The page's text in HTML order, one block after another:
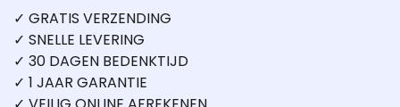
✓ GRATIS VERZENDING
✓ SNELLE LEVERING
✓ 30 DAGEN BEDENKTIJD
✓ 1 JAAR GARANTIE